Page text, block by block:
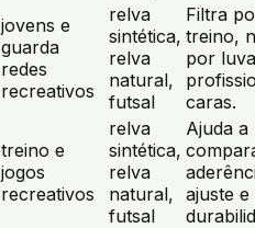
jovens e
guarda
redes
recreativos
relva
sintética,
relva
natural,
futsal
Filtra
treino,
por
caras.
treino e
jogos
recreativos
relva
sintética,
relva
natural,
futsal
Ajuda a
ajuste e